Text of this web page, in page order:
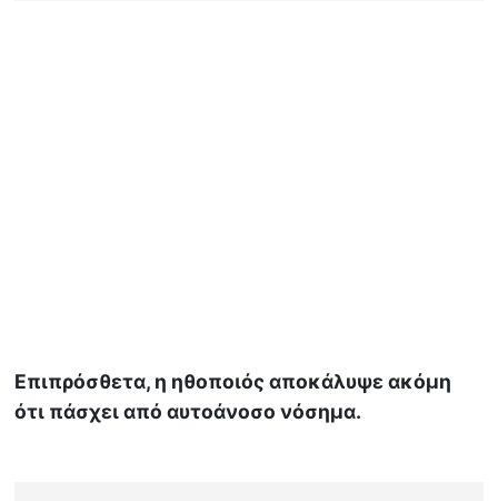
Επιπρόσθετα, η ηθοποιός αποκάλυψε ακόμη
ότι πάσχει από αυτοάνοσο νόσημα.